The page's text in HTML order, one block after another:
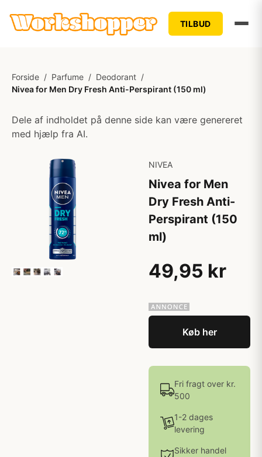
TILBUD
Forside / Parfume / Deodorant /
Nivea for Men Dry Fresh Anti-Perspirant (150 ml)
Dele af indholdet på denne side kan være genereret
med hjælp fra AI.
NIVEA
Nivea for Men
Dry Fresh Anti-
Perspirant (150
ml)
49,95 kr
Køb her
Fri fragt over kr.
500
1-2 dages
levering
Sikker handel